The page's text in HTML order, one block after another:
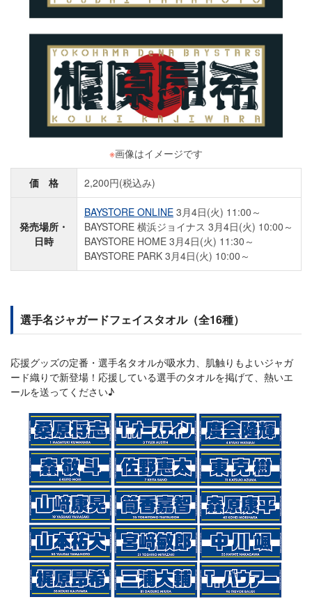
※画像はイメージです
価 格 2,200円(税込み)
発売場所・
日時
BAYSTORE ONLINE 3月4日(火) 11:00～
BAYSTORE 横浜ジョイナス 3月4日(火) 10:00～
BAYSTORE HOME 3月4日(火) 11:30～
BAYSTORE PARK 3月4日(火) 10:00～
選手名ジャガードフェイスタオル（全16種）
応援グッズの定番・選手名タオルが吸水力、肌触りもよいジャガ
ード織りで新登場！応援している選手のタオルを掲げて、熱いエ
ールを送ってください♪